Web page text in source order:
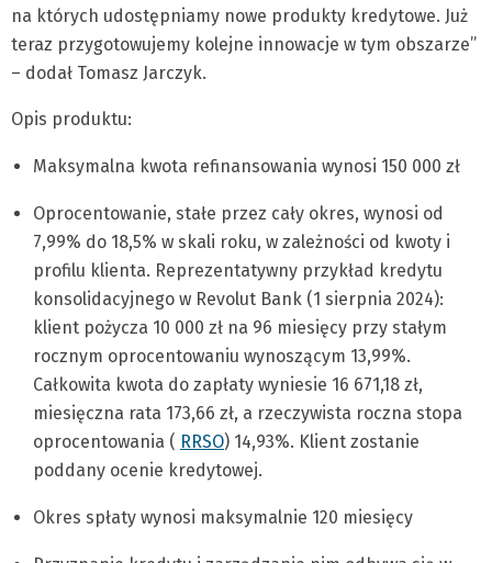
na których udostępniamy nowe produkty kredytowe. Już
teraz przygotowujemy kolejne innowacje w tym obszarze”
– dodał Tomasz Jarczyk.
Opis produktu:
Maksymalna kwota refinansowania wynosi 150 000 zł
Oprocentowanie, stałe przez cały okres, wynosi od
7,99% do 18,5% w skali roku, w zależności od kwoty i
profilu klienta. Reprezentatywny przykład kredytu
konsolidacyjnego w Revolut Bank (1 sierpnia 2024):
klient pożycza 10 000 zł na 96 miesięcy przy stałym
rocznym oprocentowaniu wynoszącym 13,99%.
Całkowita kwota do zapłaty wyniesie 16 671,18 zł,
miesięczna rata 173,66 zł, a rzeczywista roczna stopa
oprocentowania ( RRSO) 14,93%. Klient zostanie
poddany ocenie kredytowej.
Okres spłaty wynosi maksymalnie 120 miesięcy